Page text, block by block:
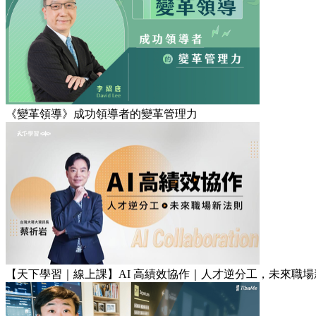
《變革領導》成功領導者的變革管理力
【天下學習｜線上課】AI 高績效協作｜人才逆分工，未來職